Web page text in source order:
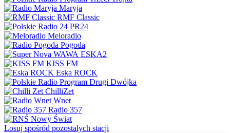
Maryja
RMF Classic
PR24
Meloradio
Pogoda
ESKA2
KISS FM
Eska ROCK
Dwójka
ChilliZet
Wnet
Radio 357
Nowy Świat
Losuj spośród pozostałych stacji